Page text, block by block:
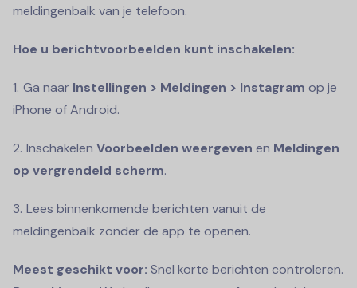
meldingenbalk van je telefoon.
Hoe u berichtvoorbeelden kunt inschakelen:
Ga naar Instellingen > Meldingen > Instagram op je
iPhone of Android.
Inschakelen Voorbeelden weergeven en Meldingen
op vergrendeld scherm.
Lees binnenkomende berichten vanuit de
meldingenbalk zonder de app te openen.
Meest geschikt voor: Snel korte berichten controleren.